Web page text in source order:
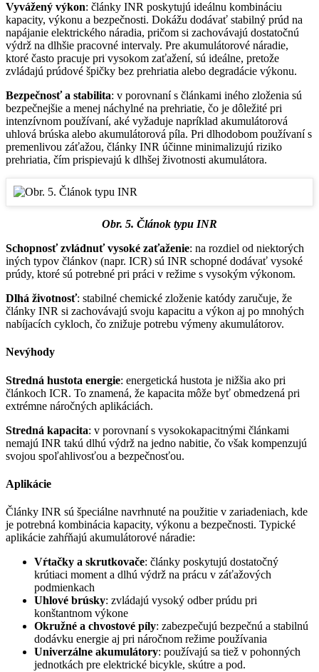
Vyvážený výkon: články INR poskytujú ideálnu kombináciu
kapacity, výkonu a bezpečnosti. Dokážu dodávať stabilný prúd na
napájanie elektrického náradia, pričom si zachovávajú dostatočnú
výdrž na dlhšie pracovné intervaly. Pre akumulátorové náradie,
ktoré často pracuje pri vysokom zaťažení, sú ideálne, pretože
zvládajú prúdové špičky bez prehriatia alebo degradácie výkonu.
Bezpečnosť a stabilita: v porovnaní s článkami iného zloženia sú
bezpečnejšie a menej náchylné na prehriatie, čo je dôležité pri
intenzívnom používaní, aké vyžaduje napríklad akumulátorová
uhlová brúska alebo akumulátorová píla. Pri dlhodobom používaní s
premenlivou záťažou, články INR účinne minimalizujú riziko
prehriatia, čím prispievajú k dlhšej životnosti akumulátora.
Obr. 5. Článok typu INR
Schopnosť zvládnuť vysoké zaťaženie: na rozdiel od niektorých
iných typov článkov (napr. ICR) sú INR schopné dodávať vysoké
prúdy, ktoré sú potrebné pri práci v režime s vysokým výkonom.
Dlhá životnosť: stabilné chemické zloženie katódy zaručuje, že
články INR si zachovávajú svoju kapacitu a výkon aj po mnohých
nabíjacích cykloch, čo znižuje potrebu výmeny akumulátorov.
Nevýhody
Stredná hustota energie: energetická hustota je nižšia ako pri
článkoch ICR. To znamená, že kapacita môže byť obmedzená pri
extrémne náročných aplikáciách.
Stredná kapacita: v porovnaní s vysokokapacitnými článkami
nemajú INR takú dlhú výdrž na jedno nabitie, čo však kompenzujú
svojou spoľahlivosťou a bezpečnosťou.
Aplikácie
Články INR sú špeciálne navrhnuté na použitie v zariadeniach, kde
je potrebná kombinácia kapacity, výkonu a bezpečnosti. Typické
aplikácie zahŕňajú akumulátorové náradie:
Vŕtačky a skrutkovače: články poskytujú dostatočný
krútiaci moment a dlhú výdrž na prácu v záťažových
podmienkach
Uhlové brúsky: zvládajú vysoký odber prúdu pri
konštantnom výkone
Okružné a chvostové píly: zabezpečujú bezpečnú a stabilnú
dodávku energie aj pri náročnom režime používania
Univerzálne akumulátory: používajú sa tiež v pohonných
jednotkách pre elektrické bicykle, skútre a pod.